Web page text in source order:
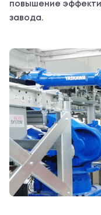
повышение
завода.